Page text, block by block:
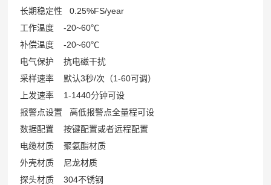
长期稳定性 0.25%FS/year
工作温度 -20~60℃
补偿温度 -20~60℃
电气保护 抗电磁干扰
采样速率 默认3秒/次（1-60可调）
上发速率 1-1440分钟可设
报警点设置 高低报警点全量程可设
数据配置 按键配置或者远程配置
电缆材质 聚氨酯材质
外壳材质 尼龙材质
探头材质 304不锈钢